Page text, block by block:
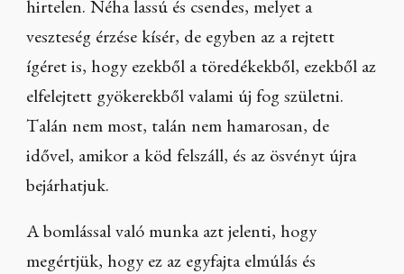
hirtelen. Néha lassú és csendes, melyet a
veszteség érzése kísér, de egyben az a rejtett
ígéret is, hogy ezekből a töredékekből, ezekből az
elfelejtett gyökerekből valami új fog születni.
Talán nem most, talán nem hamarosan, de
idővel, amikor a köd felszáll, és az ösvényt újra
bejárhatjuk.
A bomlással való munka azt jelenti, hogy
megértjük, hogy ez az egyfajta elmúlás és